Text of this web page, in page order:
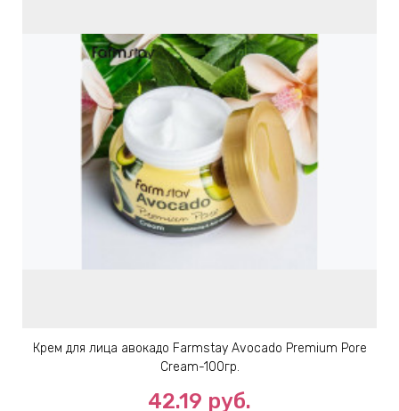
Крем для лица авокадо Farmstay Avocado Premium Pore
Cream-100гр.
42.19 руб.